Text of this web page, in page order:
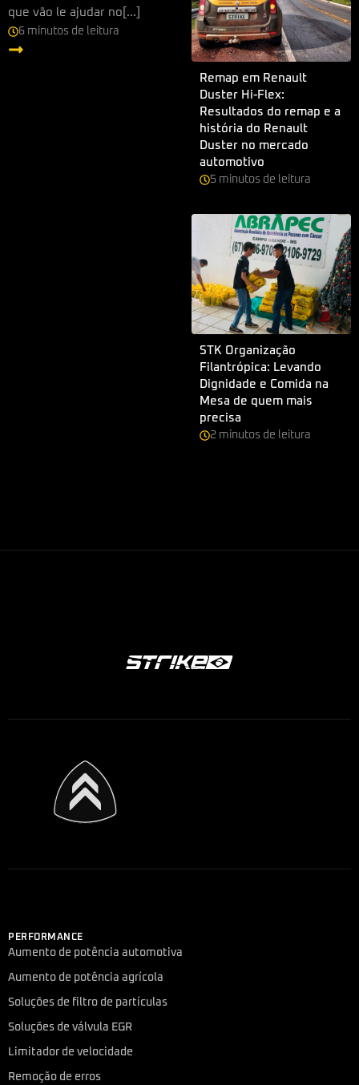
que vão le ajudar no[...]
6 minutos de leitura
Leia mais
Remap em Renault
Duster Hi-Flex:
Resultados do remap e a
história do Renault
Duster no mercado
automotivo
5 minutos de leitura
STK Organização
Filantrópica: Levando
Dignidade e Comida na
Mesa de quem mais
precisa
2 minutos de leitura
PERFORMANCE
Aumento de potência automotiva
Aumento de potência agrícola
Soluções de filtro de partículas
Soluções de válvula EGR
Limitador de velocidade
Remoção de erros